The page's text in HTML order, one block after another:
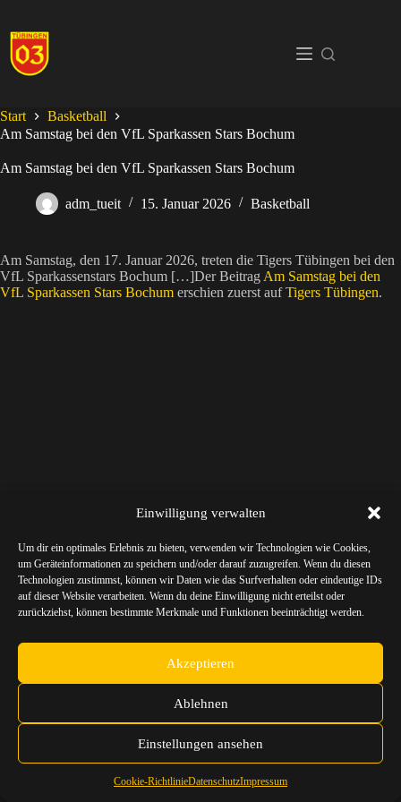
Einwilligung verwalten
Um dir ein optimales Erlebnis zu bieten, verwenden wir Technologien wie Cookies,
um Geräteinformationen zu speichern und/oder darauf zuzugreifen. Wenn du diesen
Technologien zustimmst, können wir Daten wie das Surfverhalten oder eindeutige IDs
auf dieser Website verarbeiten. Wenn du deine Einwilligung nicht erteilst oder
zurückziehst, können bestimmte Merkmale und Funktionen beeinträchtigt werden.
Akzeptieren
Ablehnen
Einstellungen ansehen
Cookie-RichtlinieDatenschutzImpressum
springen
Start
Basketball
Am Samstag bei den VfL Sparkassen Stars Bochum
Am Samstag bei den VfL Sparkassen Stars Bochum
adm_tueit 15. Januar 2026 Basketball
Am Samstag, den 17. Januar 2026, treten die Tigers Tübingen bei den
VfL Sparkassenstars Bochum […]Der Beitrag Am Samstag bei den
VfL Sparkassen Stars Bochum erschien zuerst aufTigers Tübingen.